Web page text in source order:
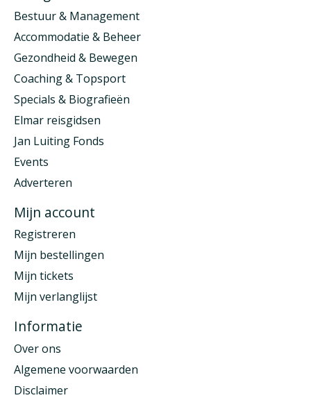
Bestuur & Management
Accommodatie & Beheer
Gezondheid & Bewegen
Coaching & Topsport
Specials & Biografieën
Elmar reisgidsen
Jan Luiting Fonds
Events
Adverteren
Mijn account
Registreren
Mijn bestellingen
Mijn tickets
Mijn verlanglijst
Informatie
Over ons
Algemene voorwaarden
Disclaimer